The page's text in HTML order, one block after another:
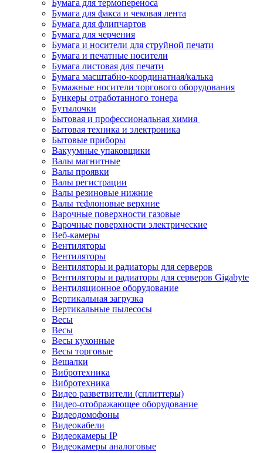
Бумага для термопереноса
Бумага для факса и чековая лента
Бумага для флипчартов
Бумага для черчения
Бумага и носители для струйной печати
Бумага и печатные носители
Бумага листовая для печати
Бумага масштабно-координатная/калька
Бумажные носители торгового оборудования
Бункеры отработанного тонера
Бутылочки
Бытовая и профессиональная химия
Бытовая техника и электроника
Бытовые приборы
Вакуумные упаковщики
Валы магнитные
Валы проявки
Валы регистрации
Валы резиновые нижние
Валы тефлоновые верхние
Варочные поверхности газовые
Варочные поверхности электрические
Веб-камеры
Вентиляторы
Вентиляторы
Вентиляторы и радиаторы для серверов
Вентиляторы и радиаторы для серверов Gigabyte
Вентиляционное оборудование
Вертикальная загрузка
Вертикальные пылесосы
Весы
Весы
Весы кухонные
Весы торговые
Вешалки
Вибротехника
Вибротехника
Видео разветвители (сплиттеры)
Видео-отображающее оборудование
Видеодомофоны
Видеокабели
Видеокамеры IP
Видеокамеры аналоговые